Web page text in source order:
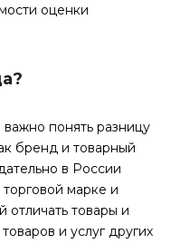
оценки
понять разницу
бренд и товарный
в России
марке и
отличать товары и
и услуг других